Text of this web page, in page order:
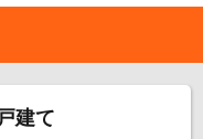
建て